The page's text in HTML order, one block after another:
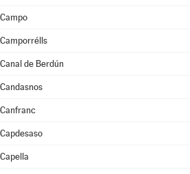
Campo
Camporrélls
Canal de Berdún
Candasnos
Canfranc
Capdesaso
Capella